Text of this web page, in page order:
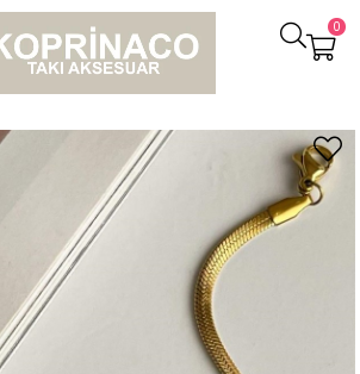
0
Çelik İtalyan Zincir Van Cleef Bileklik (22 Cm)